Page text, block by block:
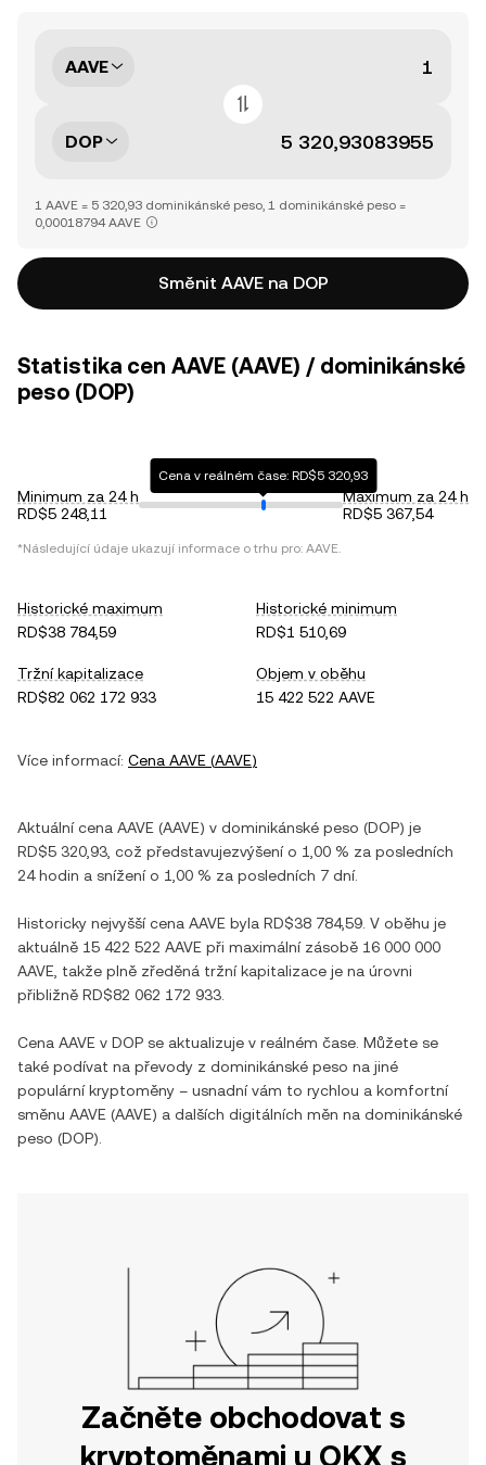
AAVE
DOP
1 AAVE = 5 320,93 dominikánské peso, 1 dominikánské peso =
0,00018794 AAVE
Směnit AAVE na DOP
Statistika cen AAVE (AAVE) / dominikánské
peso (DOP)
Minimum za 24 h
RD$5 248,11
Cena v reálném čase: RD$5 320,93
Maximum za 24 h
RD$5 367,54
*Následující údaje ukazují informace o trhu pro: AAVE.
Historické maximum
RD$38 784,59
Historické minimum
RD$1 510,69
Tržní kapitalizace
RD$82 062 172 933
Objem v oběhu
15 422 522 AAVE
Více informací: Cena AAVE (AAVE)
Aktuální cena AAVE (AAVE) v dominikánské peso (DOP) je
RD$5 320,93 , což představujezvýšenío 1,00 % za posledních
24 hodin a sníženío 1,00 % za posledních 7 dní.
Historicky nejvyšší cena AAVE byla RD$38 784,59 . V oběhu je
aktuálně 15 422 522 AAVE při maximální zásobě 16 000 000
AAVE , takže plně zředěná tržní kapitalizace je na úrovni
přibližně RD$82 062 172 933
Cena AAVE v DOP se aktualizuje v reálném čase. Můžete se
také podívat na převody z dominikánské peso na jiné
populární kryptoměny – usnadní vám to rychlou a komfortní
směnu AAVE (AAVE) a dalších digitálních měn na dominikánské
peso (DOP).
Začněte obchodovat s
kryptoměnami u OKX s